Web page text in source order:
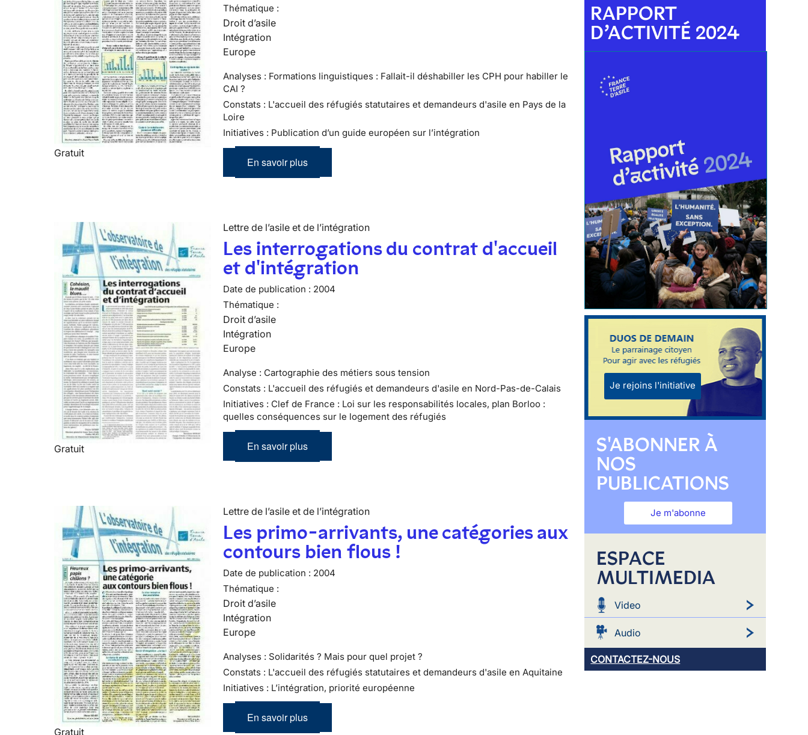
Gratuit
Thématique :
Droit d’asile
Intégration
Europe
Analyses : Formations linguistiques : Fallait-il déshabiller les CPH pour habiller le
CAI ?
Constats : L'accueil des réfugiés statutaires et demandeurs d'asile en Pays de la
Loire
Initiatives : Publication d’un guide européen sur l’intégration
En savoir plus
Gratuit
Lettre de l’asile et de l’intégration
Les interrogations du contrat d'accueil
et d'intégration
Date de publication : 2004
Thématique :
Droit d’asile
Intégration
Europe
Analyse : Cartographie des métiers sous tension
Constats : L'accueil des réfugiés et demandeurs d'asile en Nord-Pas-de-Calais
Initiatives : Clef de France : Loi sur les responsabilités locales, plan Borloo :
quelles conséquences sur le logement des réfugiés
En savoir plus
Gratuit
Lettre de l’asile et de l’intégration
Les primo-arrivants, une catégories aux
contours bien flous !
Date de publication : 2004
Thématique :
Droit d’asile
Intégration
Europe
Analyses : Solidarités ? Mais pour quel projet ?
Constats : L'accueil des réfugiés statutaires et demandeurs d'asile en Aquitaine
Initiatives : L’intégration, priorité européenne
En savoir plus
RAPPORT
D’ACTIVITÉ 2024
Je rejoins l'initiative
S'ABONNER À
NOS
PUBLICATIONS
Je m'abonne
ESPACE
MULTIMEDIA
Video
Audio
CONTACTEZ-NOUS